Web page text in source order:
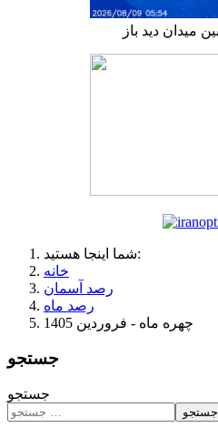
شما اینجا هستید:
خانه
رصد آسمان
رصد ماه
چهره ماه - فروردین 1405
جستجو
جستجو
جستجو